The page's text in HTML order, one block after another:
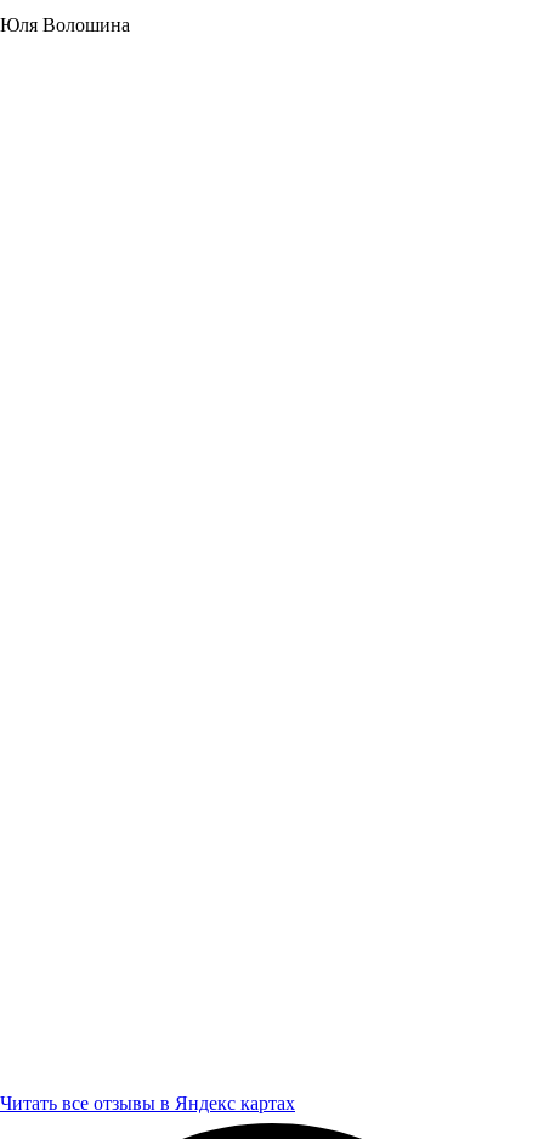
Юля Волошина
Читать все отзывы в Яндекс картах